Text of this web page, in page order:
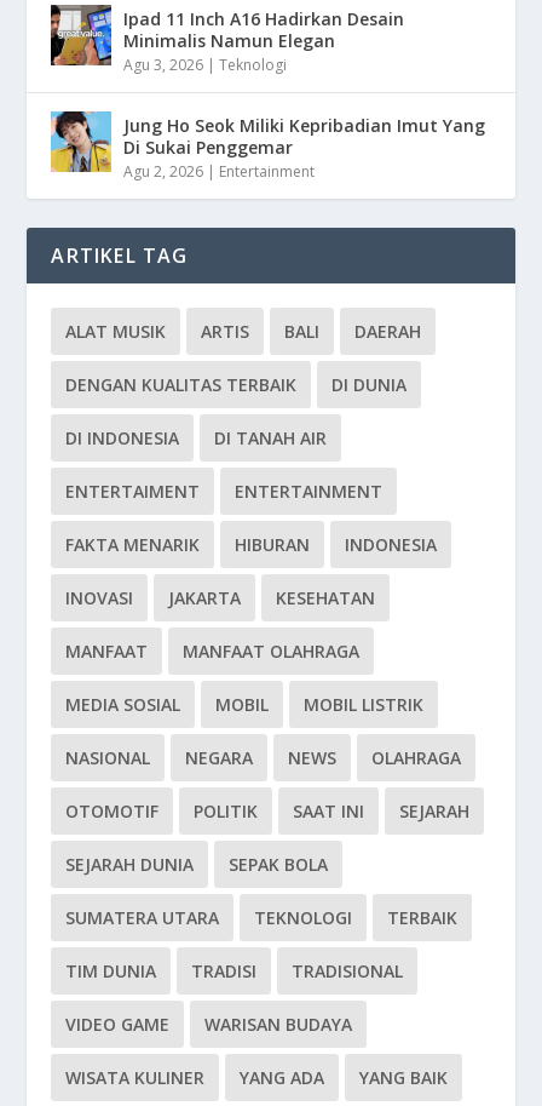
Ipad 11 Inch A16 Hadirkan Desain
Minimalis Namun Elegan
Agu 3, 2026 |Teknologi
Jung Ho Seok Miliki Kepribadian Imut Yang
Di Sukai Penggemar
Agu 2, 2026 | Entertainment
ARTIKEL TAG
ALAT MUSIK ARTIS BALI DAERAH
DENGAN KUALITAS TERBAIK DI DUNIA
DI INDONESIA DI TANAH AIR
ENTERTAIMENT ENTERTAINMENT
FAKTA MENARIK HIBURAN INDONESIA
INOVASI JAKARTA KESEHATAN
MANFAAT MANFAAT OLAHRAGA
MEDIA SOSIAL MOBIL MOBIL LISTRIK
NASIONAL NEGARA NEWS OLAHRAGA
OTOMOTIF POLITIK SAAT INI SEJARAH
SEJARAH DUNIA SEPAK BOLA
SUMATERA UTARA TEKNOLOGI TERBAIK
TIM DUNIA TRADISI TRADISIONAL
VIDEO GAME WARISAN BUDAYA
WISATA KULINER YANG ADA YANG BAIK